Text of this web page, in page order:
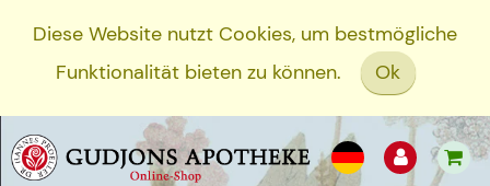
Diese Website nutzt Cookies, um bestmögliche
Funktionalität bieten zu können.
Ok